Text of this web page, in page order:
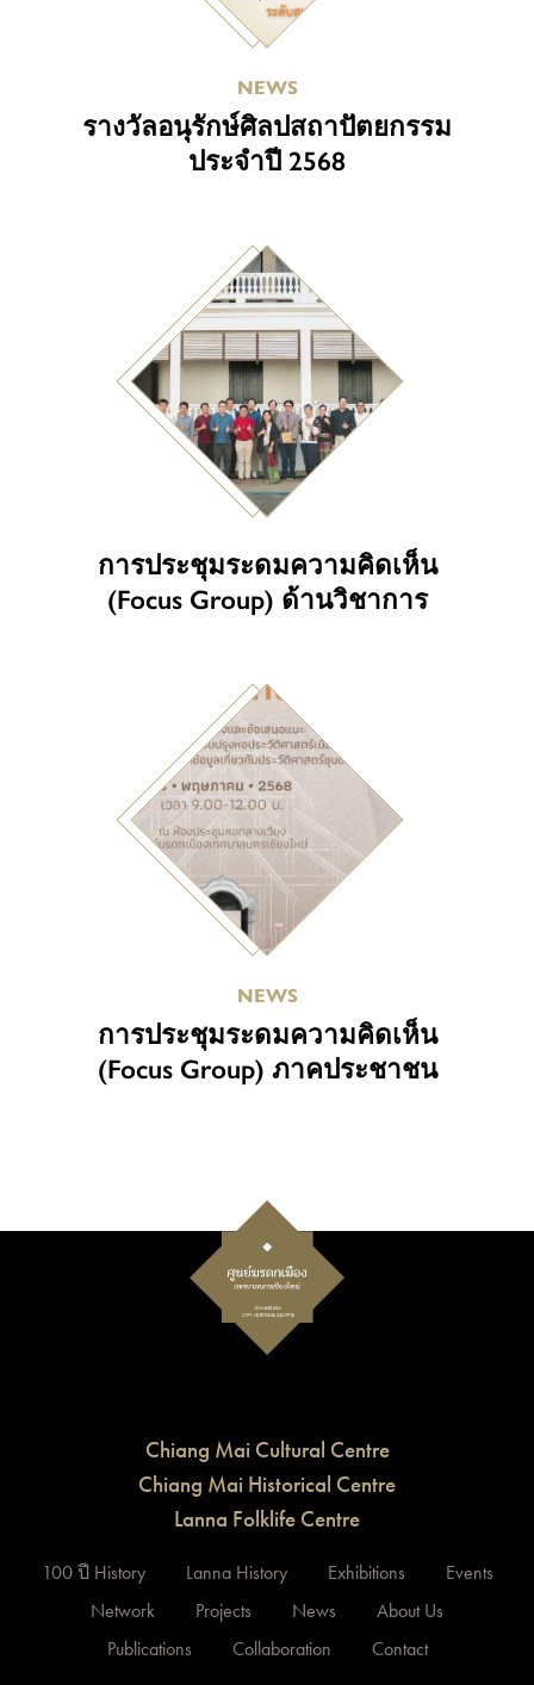
NEWS
รางวัลอนุรักษ์ศิลปสถาปัตยกรรม
ประจำปี 2568
การประชุมระดมความคิดเห็น
(Focus Group) ด้านวิชาการ
NEWS
การประชุมระดมความคิดเห็น
(Focus Group) ภาคประชาชน
Chiang Mai Cultural Centre
Chiang Mai Historical Centre
Lanna Folklife Centre
100 ปี History Lanna History Exhibitions
Events
Network
Projects News
About Us
Publications
Collaboration Contact